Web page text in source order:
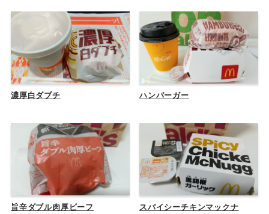
濃厚白ダブチ ハンバーガー
旨辛ダブル肉厚ビーフ
スパイシーチキンマックナ